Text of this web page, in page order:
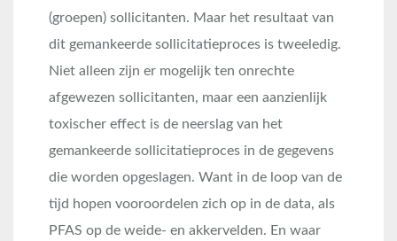
(groepen) sollicitanten. Maar het resultaat van
dit gemankeerde sollicitatieproces is tweeledig.
Niet alleen zijn er mogelijk ten onrechte
afgewezen sollicitanten, maar een aanzienlijk
toxischer effect is de neerslag van het
gemankeerde sollicitatieproces in de gegevens
die worden opgeslagen. Want in de loop van de
tijd hopen vooroordelen zich op in de data, als
PFAS op de weide- en akkervelden. En waar